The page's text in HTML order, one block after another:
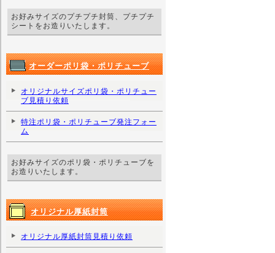
お好みサイズのプチプチ封筒、プチプチ
シートをお造りいたします。
オーダーポリ袋・ポリチューブ
オリジナルサイズポリ袋・ポリチュー
ブ見積り依頼
特注ポリ袋・ポリチューブ発注フォー
ム
お好みサイズのポリ袋・ポリチューブを
お造りいたします。
オリジナル厚紙封筒
オリジナル厚紙封筒見積り依頼